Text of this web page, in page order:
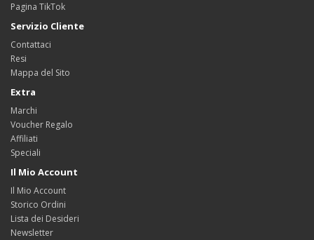
Pagina TikTok
Servizio Cliente
Contattaci
Resi
Mappa del Sito
Extra
Marchi
Voucher Regalo
Affiliati
Speciali
Il Mio Account
Il Mio Account
Storico Ordini
Lista dei Desideri
Newsletter